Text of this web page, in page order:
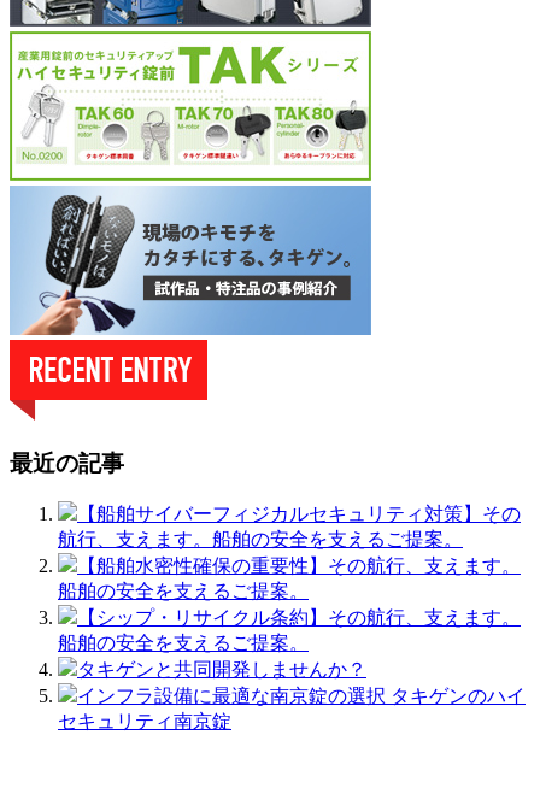
最近の記事
【船舶サイバーフィジカルセキュリティ対策】その
航行、支えます。船舶の安全を支えるご提案。
【船舶水密性確保の重要性】その航行、支えます。
船舶の安全を支えるご提案。
【シップ・リサイクル条約】その航行、支えます。
船舶の安全を支えるご提案。
タキゲンと共同開発しませんか？
インフラ設備に最適な南京錠の選択 タキゲンのハイ
セキュリティ南京錠